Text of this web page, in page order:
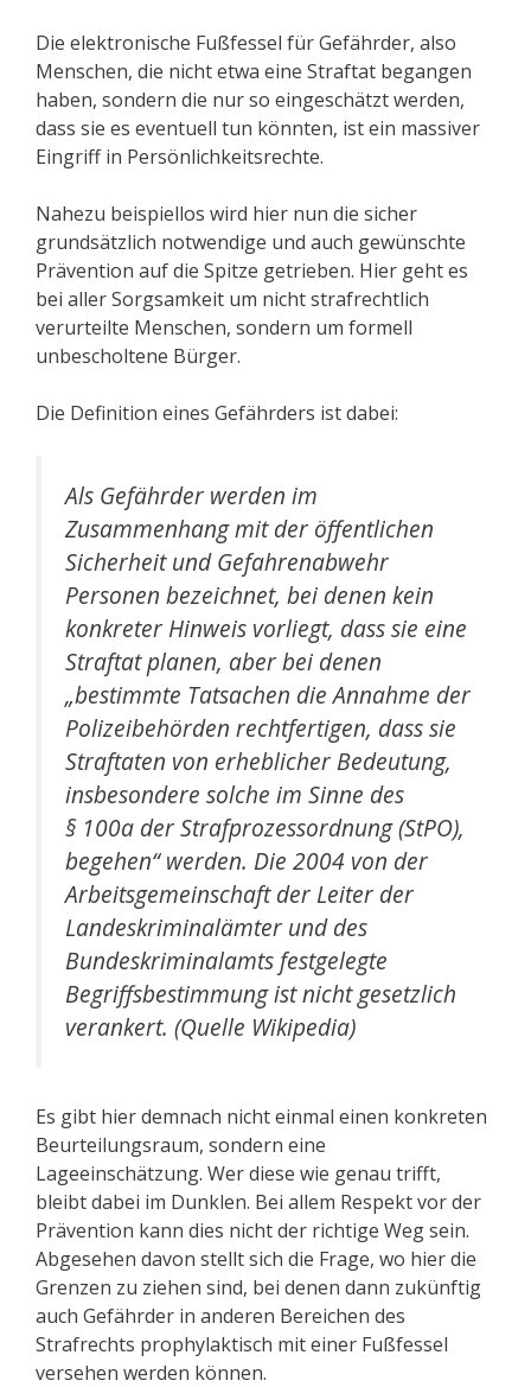
Die elektronische Fußfessel für Gefährder, also
Menschen, die nicht etwa eine Straftat begangen
haben, sondern die nur so eingeschätzt werden,
dass sie es eventuell tun könnten, ist ein massiver
Eingriff in Persönlichkeitsrechte.
Nahezu beispiellos wird hier nun die sicher
grundsätzlich notwendige und auch gewünschte
Prävention auf die Spitze getrieben. Hier geht es
bei aller Sorgsamkeit um nicht strafrechtlich
verurteilte Menschen, sondern um formell
unbescholtene Bürger.
Die Definition eines Gefährders ist dabei:
Als Gefährder werden im
Zusammenhang mit der öffentlichen
Sicherheit und Gefahrenabwehr
Personen bezeichnet, bei denen kein
konkreter Hinweis vorliegt, dass sie eine
Straftat planen, aber bei denen
„bestimmte Tatsachen die Annahme der
Polizeibehörden rechtfertigen, dass sie
Straftaten von erheblicher Bedeutung,
insbesondere solche im Sinne des
§ 100a der Strafprozessordnung (StPO),
begehen“ werden. Die 2004 von der
Arbeitsgemeinschaft der Leiter der
Landeskriminalämter und des
Bundeskriminalamts festgelegte
Begriffsbestimmung ist nicht gesetzlich
verankert. (Quelle Wikipedia)
Es gibt hier demnach nicht einmal einen konkreten
Beurteilungsraum, sondern eine
Lageeinschätzung. Wer diese wie genau trifft,
bleibt dabei im Dunklen. Bei allem Respekt vor der
Prävention kann dies nicht der richtige Weg sein.
Abgesehen davon stellt sich die Frage, wo hier die
Grenzen zu ziehen sind, bei denen dann zukünftig
auch Gefährder in anderen Bereichen des
Strafrechts prophylaktisch mit einer Fußfessel
versehen werden können.